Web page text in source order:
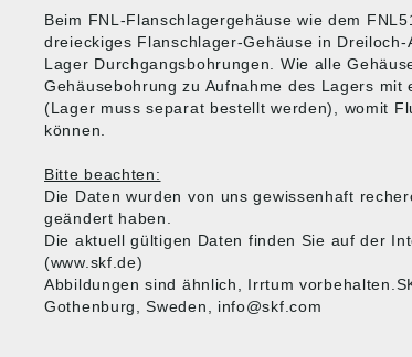
Beim FNL-Flanschlagergehäuse wie dem
dreieckiges Flanschlager-Gehäuse in
Lager Durchgangsbohrungen. Wie alle
Gehäusebohrung zu Aufnahme des Lagers
(Lager muss separat bestellt werden), womit
können.
Bitte beachten:
Die Daten wurden von uns gewissenhaft
geändert haben.
Die aktuell gültigen Daten finden Sie auf der
(www.skf.de)
Abbildungen sind ähnlich, Irrtum
Gothenburg, Sweden, info@skf.com